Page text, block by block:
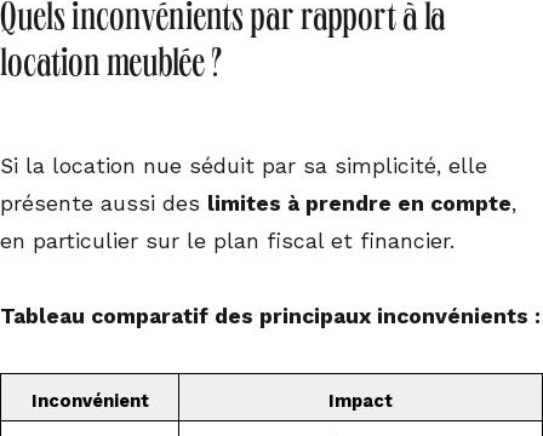
Quels inconvénients par rapport à la
location meublée ?
Si la location nue séduit par sa simplicité, elle
présente aussi des limites à prendre en compte,
en particulier sur le plan fiscal et financier.
Tableau comparatif des principaux inconvénients :
Inconvénient Impact